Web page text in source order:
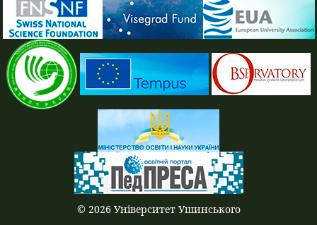
© 2026 Університет Ушинського